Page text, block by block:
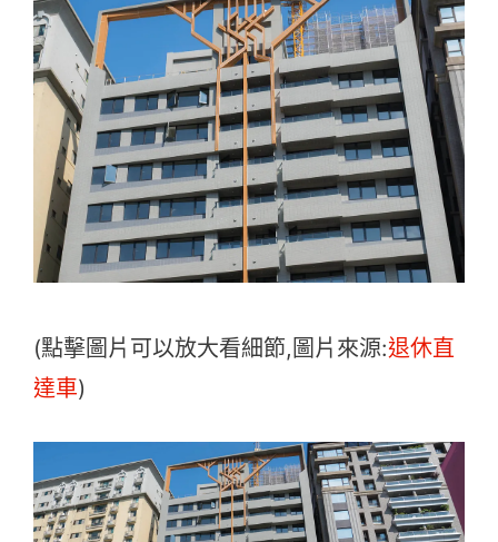
(點擊圖片可以放大看細節,圖片來源:退休直
達車)